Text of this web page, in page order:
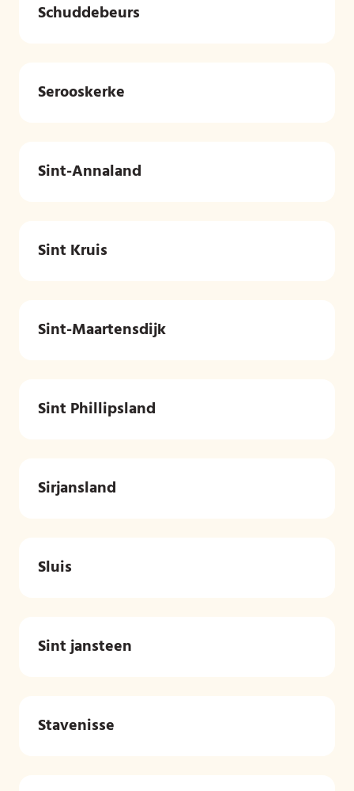
Schuddebeurs
Serooskerke
Sint-Annaland
Sint Kruis
Sint-Maartensdijk
Sint Phillipsland
Sirjansland
Sluis
Sint jansteen
Stavenisse